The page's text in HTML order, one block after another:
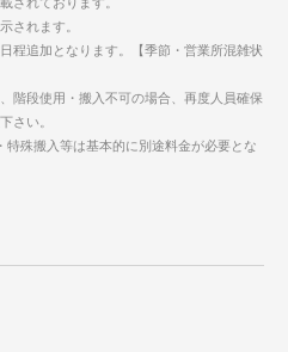
されます。
程追加となります。【季節・営業所混雑状
階段使用・搬入不可の場合、再度人員確保
さい。
殊搬入等は基本的に別途料金が必要とな